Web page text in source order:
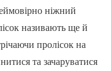
ніжний
називають ще й
пролісок на
та зачаруватися